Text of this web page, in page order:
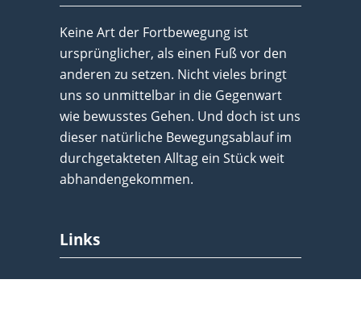
Keine Art der Fortbewegung ist
ursprünglicher, als einen Fuß vor den
anderen zu setzen. Nicht vieles bringt
uns so unmittelbar in die Gegenwart
wie bewusstes Gehen. Und doch ist uns
dieser natürliche Bewegungsablauf im
durchgetakteten Alltag ein Stück weit
abhandengekommen.
Links
Impressum